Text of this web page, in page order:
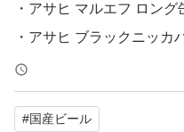
・アサヒ マルエフ ロン
・アサヒ ブラックニッカ
2)
・アサヒ ゼロ ×2(26/9,26/
・キリン 氷結無糖レモン
#国産ビール